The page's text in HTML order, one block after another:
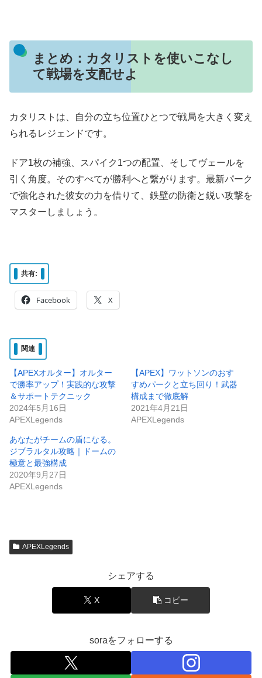
まとめ：カタリストを使いこなし
て戦場を支配せよ
カタリストは、自分の立ち位置ひとつで戦局を大きく変え
られるレジェンドです。
ドア1枚の補強、スパイク1つの配置、そしてヴェールを
引く角度。そのすべてが勝利へと繋がります。最新パーク
で強化された彼女の力を借りて、鉄壁の防衛と鋭い攻撃を
マスターしましょう。
共有:
Facebook X
関連
【APEXオルター】オルター
で勝率アップ！実践的な攻撃
＆サポートテクニック
2024年5月16日
APEXLegends
【APEX】ワットソンのおす
すめパークと立ち回り！武器
構成まで徹底解
2021年4月21日
APEXLegends
あなたがチームの盾になる。
ジブラルタル攻略｜ドームの
極意と最強構成
2020年9月27日
APEXLegends
APEXLegends
シェアする
X コピー
soraをフォローする